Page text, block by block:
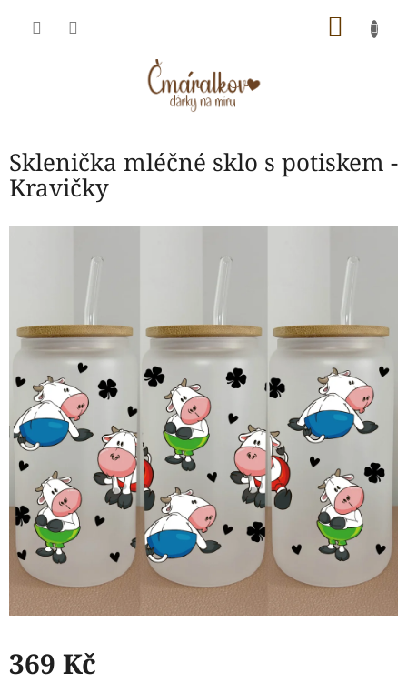
Sklenička mléčné sklo s potiskem -
Kravičky
369 Kč